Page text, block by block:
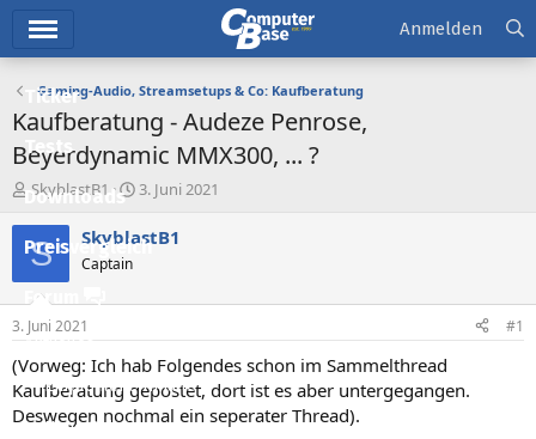
Ticker
Tests
Downloads
Preisvergleich
Forum
Aktuelles
Empfohlene Inhalte
Neue Beiträge
Anmelden
Gaming-Audio, Streamsetups & Co: Kaufberatung
Kaufberatung - Audeze Penrose,
Beyerdynamic MMX300, ... ?
E
r
s
t
e
r
SkyblastB1
E
s
t
a
3. Juni 2021
S SkyblastB1
Captain
3. Juni 2021 #1
(Vorweg: Ich hab Folgendes schon im Sammelthread
Kaufberatung gepostet, dort ist es aber untergegangen.
Deswegen nochmal ein seperater Thread).